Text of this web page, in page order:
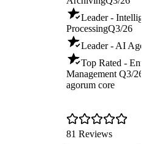
Leader -
ProcessingQ3/26
Leader - AI
Top Rated -
Management Q3/26
agorum core
81 Reviews